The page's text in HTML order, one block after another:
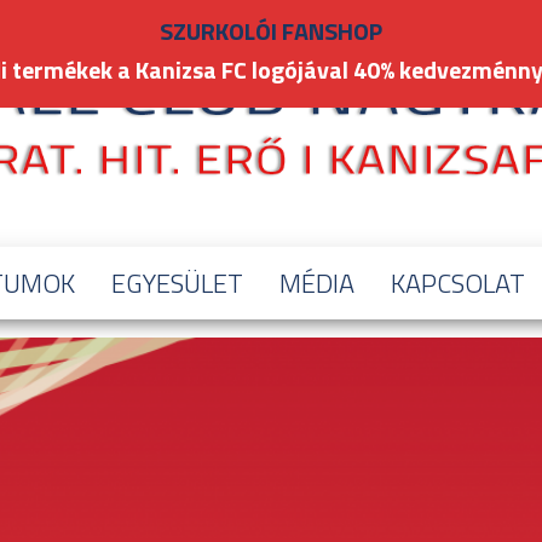
EGYESÜLET MÉDIA KAPCSOLAT
SZURKOLÓI FANSHOP
termékek a Kanizsa FC logójával 40%